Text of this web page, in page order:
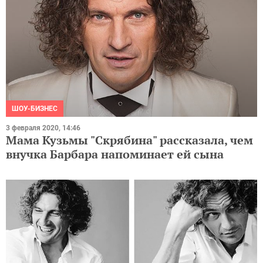
ШОУ-БИЗНЕС
3 февраля 2020, 14:46
Мама Кузьмы "Скрябина" рассказала, чем
внучка Барбара напоминает ей сына